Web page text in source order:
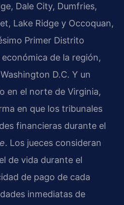
Dale City, Dumfries,
Lake Ridge y Occoquan,
Primer Distrito
de la región,
D.C. Y un
en el norte de Virginia,
en que los tribunales
financieras durante el
. Los jueces consideran
de vida durante el
de pago de cada
inmediatas de